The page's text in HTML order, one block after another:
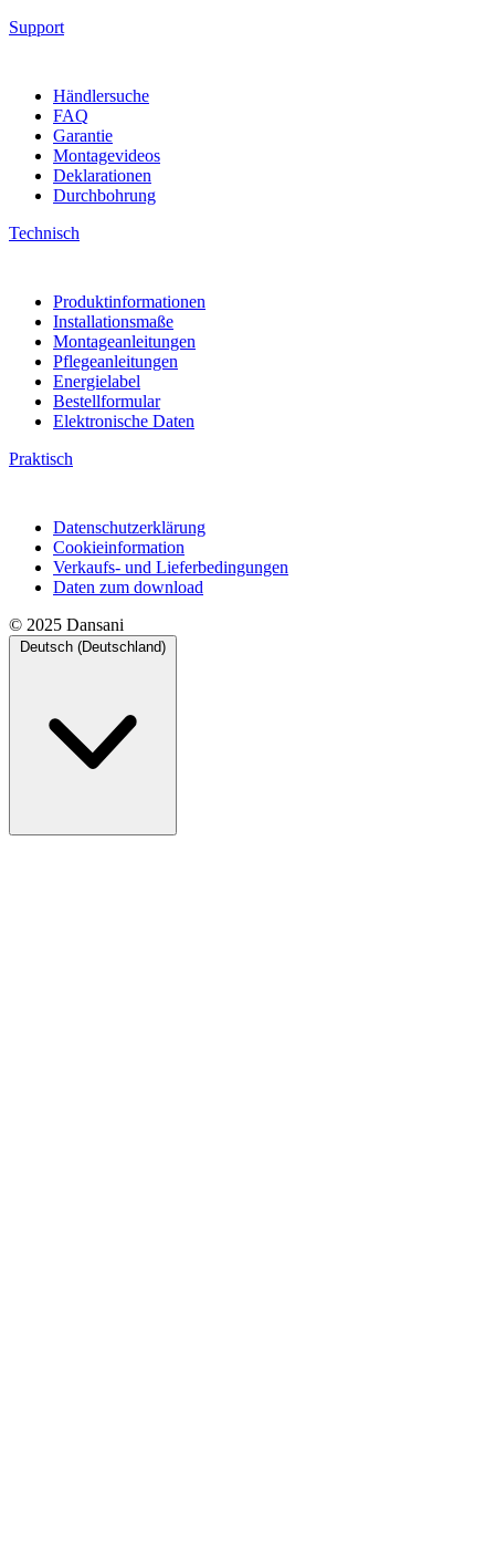
Support
Händlersuche
FAQ
Garantie
Montagevideos
Deklarationen
Durchbohrung
Technisch
Produktinformationen
Installationsmaße
Montageanleitungen
Pflegeanleitungen
Energielabel
Bestellformular
Elektronische Daten
Praktisch
Datenschutzerklärung
Cookieinformation
Verkaufs- und Lieferbedingungen
Daten zum download
© 2025 Dansani
Deutsch (Deutschland)